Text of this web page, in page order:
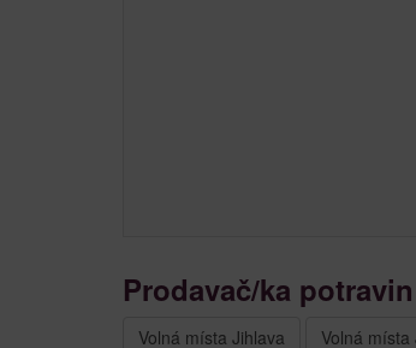
Prodavač/ka
Volná místa Jihlava Volná místa